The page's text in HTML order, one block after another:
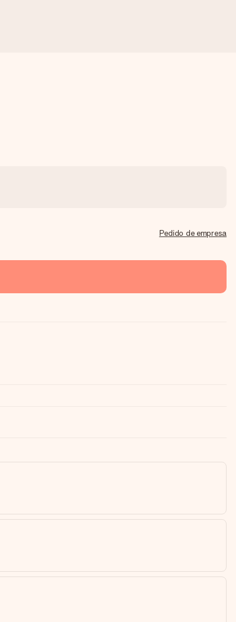
Pedido de empresa